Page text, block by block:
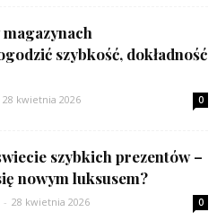
szybkość, dokładność
28 kwietnia 2026 0
szybkich prezentów –
nowym luksusem?
- 28 kwietnia 2026 0